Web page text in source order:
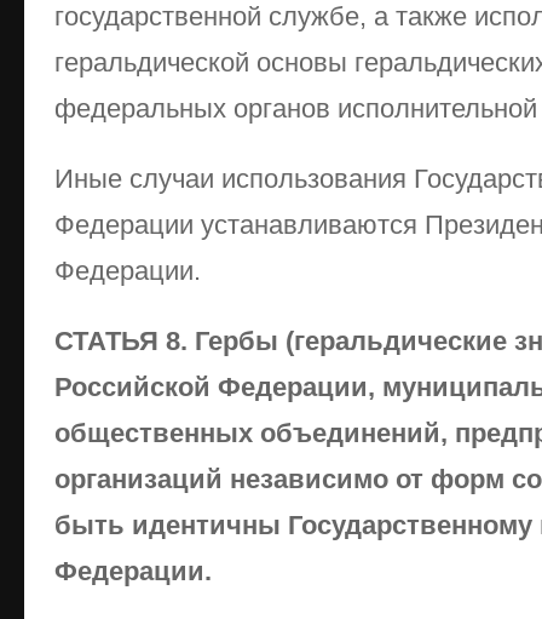
государственной службе, а также
геральдической основы
федеральных органов
Иные случаи использования
Федера­ции устанавливаются
Федерации.
СТАТЬЯ 8. Гербы (геральдические
Российской Федерации,
общественных объединений,
организаций независимо от форм
быть идентичны Государственному
Федерации.